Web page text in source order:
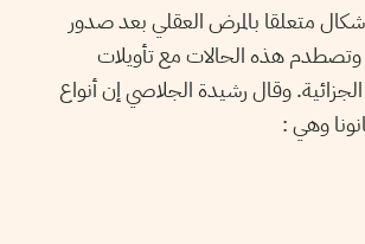
متعلقا بالمرض العقلي بعد صدور
هذه الحالات مع تأويلات
وقال رشيدة الجلاصي إن أنواع
وهي :